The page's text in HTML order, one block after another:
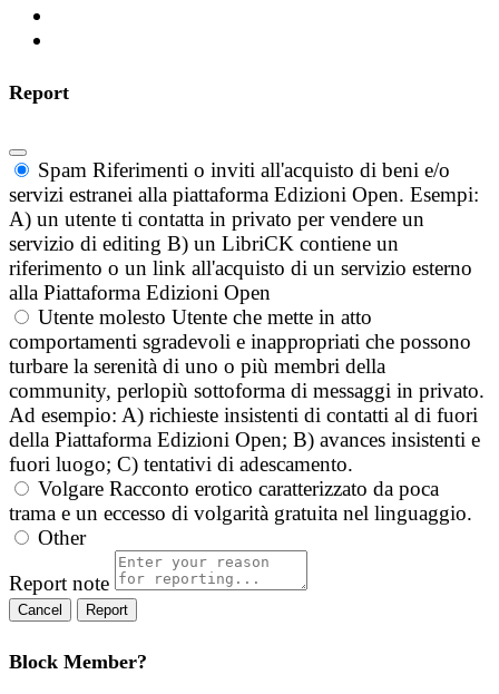
Report
Spam Riferimenti o inviti all'acquisto di beni e/o
servizi estranei alla piattaforma Edizioni Open. Esempi:
A) un utente ti contatta in privato per vendere un
servizio di editing B) un LibriCK contiene un
riferimento o un link all'acquisto di un servizio esterno
alla Piattaforma Edizioni Open
Utente molesto Utente che mette in atto
comportamenti sgradevoli e inappropriati che possono
turbare la serenità di uno o più membri della
community, perlopiù sottoforma di messaggi in privato.
Ad esempio: A) richieste insistenti di contatti al di fuori
della Piattaforma Edizioni Open; B) avances insistenti e
fuori luogo; C) tentativi di adescamento.
Volgare Racconto erotico caratterizzato da poca
trama e un eccesso di volgarità gratuita nel linguaggio.
Other
Report note
Report
Block Member?